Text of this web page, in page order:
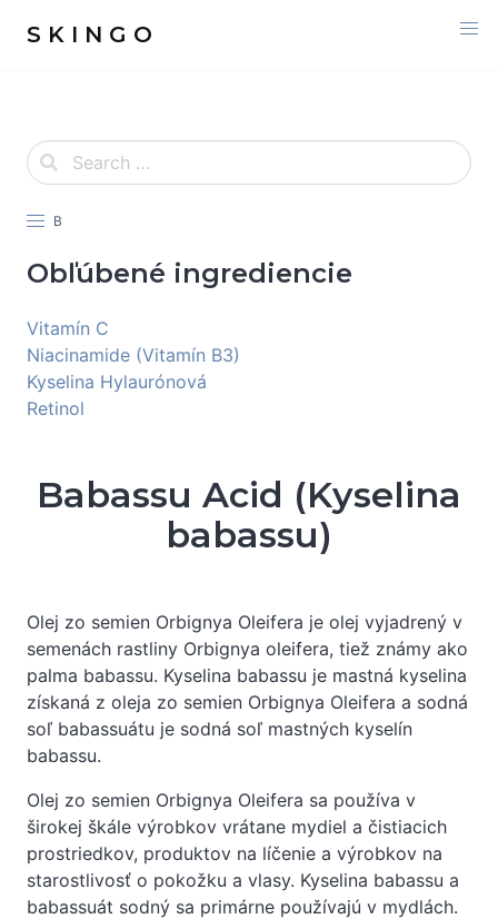
S K I N G O
B
Obľúbené ingrediencie
Vitamín C
Niacinamide (Vitamín B3)
Kyselina Hylaurónová
Retinol
Babassu Acid (Kyselina
babassu)
Olej zo semien Orbignya Oleifera je olej vyjadrený v
semenách rastliny Orbignya oleifera, tiež známy ako
palma babassu. Kyselina babassu je mastná kyselina
získaná z oleja zo semien Orbignya Oleifera a sodná
soľ babassuátu je sodná soľ mastných kyselín
babassu.
Olej zo semien Orbignya Oleifera sa používa v
širokej škále výrobkov vrátane mydiel a čistiacich
prostriedkov, produktov na líčenie a výrobkov na
starostlivosť o pokožku a vlasy. Kyselina babassu a
babassuát sodný sa primárne používajú v mydlách.